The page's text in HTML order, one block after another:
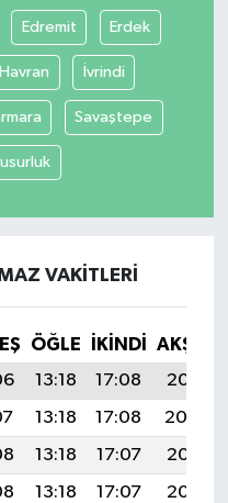
Edremit Erdek
Havran İvrindi
Savaştepe
VAKITLERI
ÖĞLE İKINDI
AKŞAM
13:18 17:08
20:21
13:18 17:08
20:20
13:18 17:07
20:18
13:18 17:07 20:17